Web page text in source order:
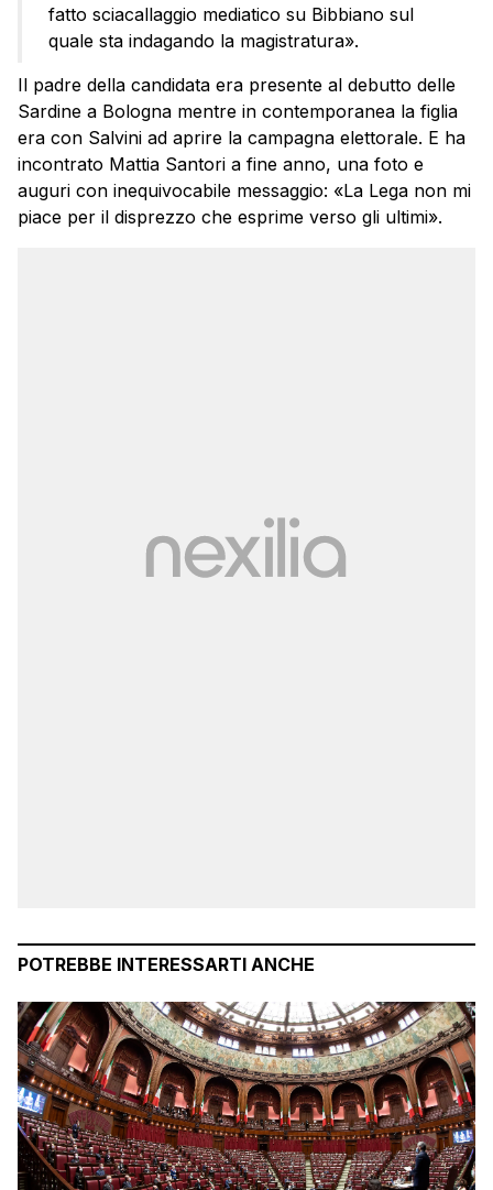
fatto sciacallaggio mediatico su Bibbiano sul
quale sta indagando la magistratura».
Il padre della candidata era presente al debutto delle
Sardine a Bologna mentre in contemporanea la figlia
era con Salvini ad aprire la campagna elettorale. E ha
incontrato Mattia Santori a fine anno, una foto e
auguri con inequivocabile messaggio: «La Lega non mi
piace per il disprezzo che esprime verso gli ultimi».
POTREBBE INTERESSARTI ANCHE